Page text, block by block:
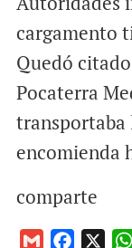
cargamento
Quedó
Pocaterra
transportaba
encomienda
comparte